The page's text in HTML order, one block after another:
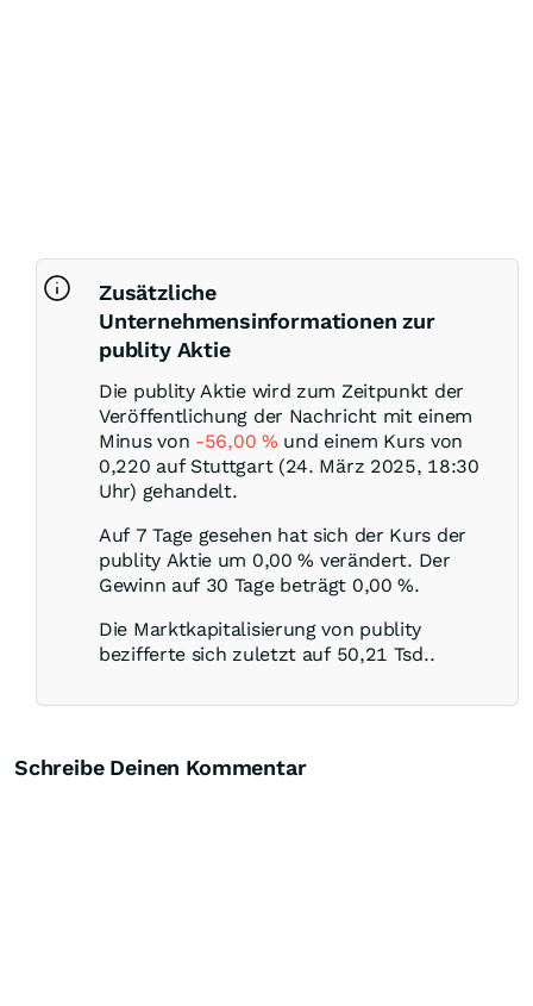
Zusätzliche
Unternehmensinformationen zur
publity Aktie
Die publity Aktie wird zum Zeitpunkt der
Veröffentlichung der Nachricht mit einem
Minus von -56,00 % und einem Kurs von
0,220 auf Stuttgart (24. März 2025, 18:30
Uhr) gehandelt.
Auf 7 Tage gesehen hat sich der Kurs der
publity Aktie um 0,00% verändert. Der
Gewinn auf 30 Tage beträgt 0,00%.
Die Marktkapitalisierung von publity
bezifferte sich zuletzt auf 50,21 Tsd..
Schreibe Deinen Kommentar